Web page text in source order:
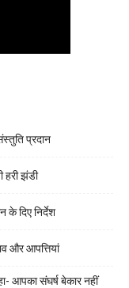
प्रदान
हरी झंडी
दिए निर्देश
और आपत्तियां
आपका संघर्ष बेकार नहीं